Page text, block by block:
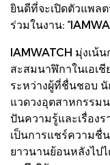
ยินดีที่จะเปิดตัวแพล
ร่วมในงาน:
IAMWATCH มุ่งเน้
สะสมนาฬิกาในเอเ
ระหว่างผู้ที่ชื่นชอบ นั
แวดวงอุตสาหกรรม
ปันความรู้และเรื่อง
เป็นการแชร์ความชื่
ยาวนานย้อนหลังไป